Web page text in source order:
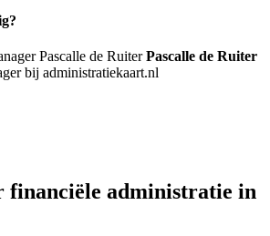
Pascalle de Ruiter
bij administratiekaart.nl
financiële administratie in